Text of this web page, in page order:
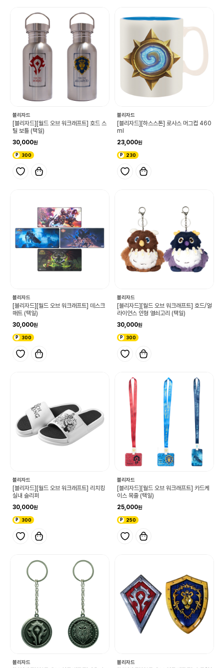
블리자드
[블리자드][월드 오브 워크래프트] 호드 스
틸 보틀 (택일)
30,000
300
블리자드
[블리자드][하스스톤] 로사스 머그컵 460
ml
23,000
230
블리자드
[블리자드][월드 오브 워크래프트] 데스크
매트 (택일)
30,000
300
블리자드
[블리자드][월드 오브 워크래프트] 호드/얼
라이언스 인형 열쇠고리 (택일)
30,000
300
블리자드
[블리자드][월드 오브 워크래프트] 리치킹
실내 슬리퍼
30,000
300
블리자드
[블리자드][월드 오브 워크래프트] 카드케
이스 목줄 (택일)
25,000
250
블리자드 블리자드